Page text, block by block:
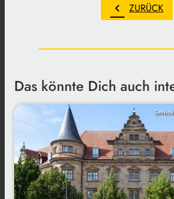
chevron_left ZURÜCK
Das könnte Dich auch